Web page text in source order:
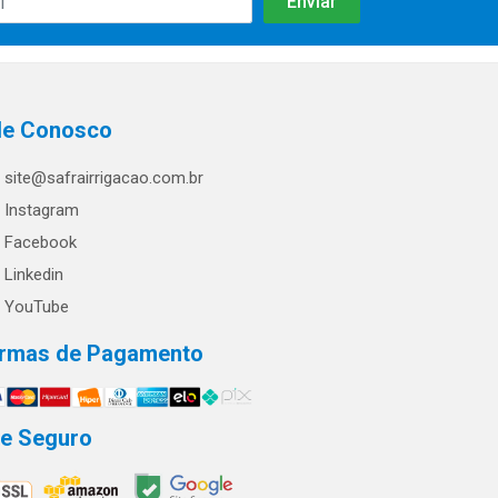
Conosco
site@safrairrigacao.com.br
Instagram
Facebook
Linkedin
YouTube
de Pagamento
Seguro